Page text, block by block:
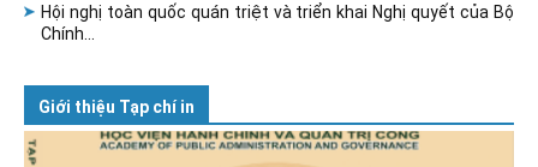
Hội nghị toàn quốc quán triệt và triển khai Nghị quyết của Bộ
Chính...
Giới thiệu Tạp chí in